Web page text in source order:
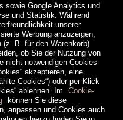
sowie Google Analytics und
und Statistik. Während
unserer
Werbung anzuzeigen,
(z. B. für den Warenkorb)
ob Sie der Nutzung von
nicht notwendigen Cookies
akzeptieren, eine
Cookies“) oder per Klick
ablehnen. Im
Cookie-
können Sie diese
anpassen und Cookies auch